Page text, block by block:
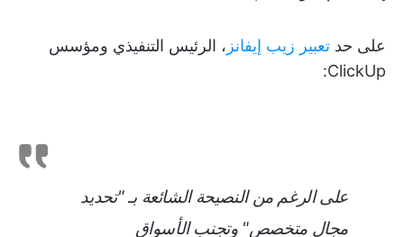
على حد تعبير زيب إيفانز ، الرئيس التنفيذي ومؤسس
ClickUp:
على الرغم من النصيحة الشائعة بـ "تحديد
مجال متخصص" وتجنب الأسواق